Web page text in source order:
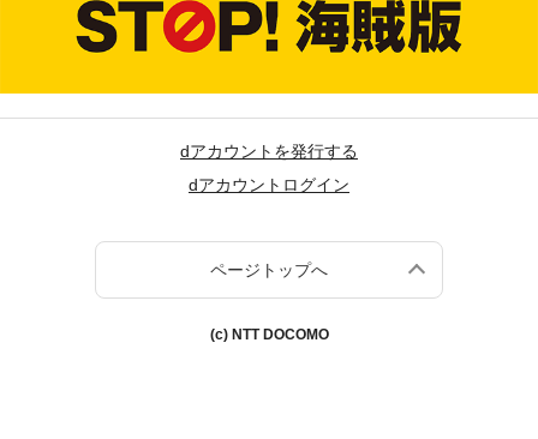
dアカウントを発行する
dアカウントログイン
ページトップへ
(c) NTT DOCOMO